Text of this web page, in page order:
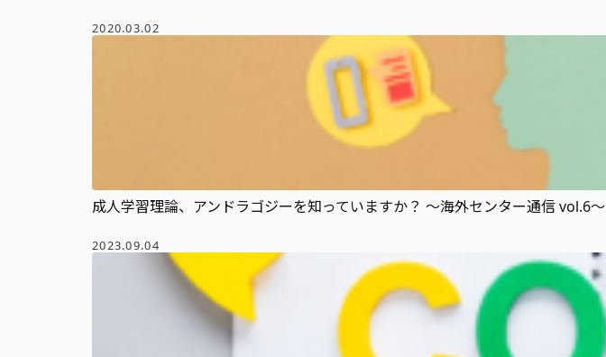
2020.03.02
成人学習理論、アンドラゴジーを知っていますか？ ～海外センター通信 vol.6～
2023.09.04